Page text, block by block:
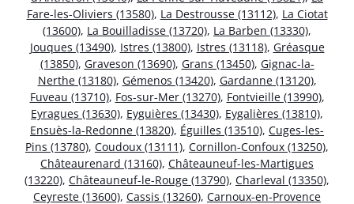
Fare-les-Oliviers (13580), La Destrousse (13112), La Ciotat
(13600), La Bouilladisse (13720), La Barben (13330),
Jouques (13490), Istres (13800), Istres (13118), Gréasque
(13850), Graveson (13690), Grans (13450), Gignac-la-
Nerthe (13180), Gémenos (13420), Gardanne (13120),
Fuveau (13710), Fos-sur-Mer (13270), Fontvieille (13990),
Eyragues (13630), Eyguières (13430), Eygalières (13810),
Ensuès-la-Redonne (13820), Éguilles (13510), Cuges-les-
Pins (13780), Coudoux (13111), Cornillon-Confoux (13250),
Châteaurenard (13160), Châteauneuf-les-Martigues
(13220), Châteauneuf-le-Rouge (13790), Charleval (13350),
Ceyreste (13600), Cassis (13260), Carnoux-en-Provence